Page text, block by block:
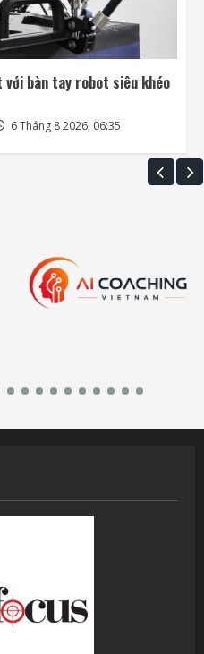
với bàn tay robot siêu khéo
6 Tháng 8 2026, 06:35